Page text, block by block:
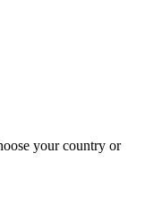
your country or